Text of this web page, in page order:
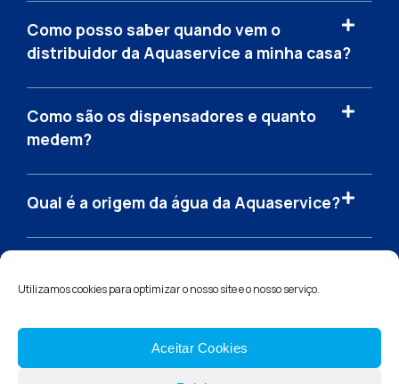
Utilizamos cookies para optimizar o nosso site e o nosso serviço.
Aceitar Cookies
Como posso saber quando vem o
distribuidor da Aquaservice a minha casa?
Como são os dispensadores e quanto
medem?
Qual é a origem da água da Aquaservice?